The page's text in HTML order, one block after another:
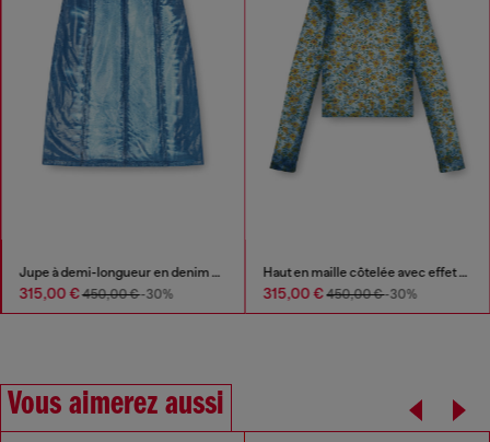
Jupe à demi-longueur en denim Lyocell X-Ray
315,00 €450,00 €-30%
Haut en maille côtelée avec effet floral radiographique
315,00 €450,00 €-30%
Vous aimerez aussi